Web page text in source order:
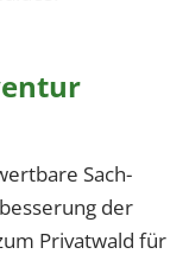
Sach-
der
Privatwald für
Social Media
werden von
gesetzt.